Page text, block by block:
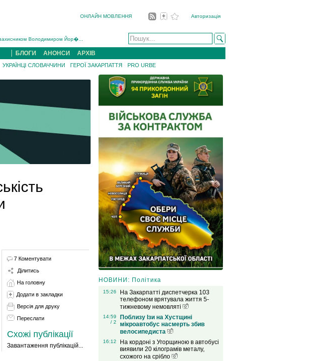
ОНЛАЙН МОВЛЕННЯ Авторизація
у катув...
Югасом, який два роки �...
Юліана Гербея (ФОТО)[/gree...
(ФОТО)...
13 людей (ФОТО)...
обвинувачен...
БЛОГИ АНОНСИ АРХІВ
УКРАЇНЦІ СЛОВАЧЧИНИ ГЕРОЇ ЗАКАРПАТТЯ PRO URBE
7 Коментувати
Ділитись
На головну
Додати в закладки
Версія для друку
Переслати
Схожі публікації
Завантаження публікацій...
НОВИНИ: Політика
15:26
На Закарпатті диспетчерка 103
телефоном врятувала життя 5-
тижневому немовляті
14:59
/ 2
Поблизу Ізи на Хустщині
мікроавтобус насмерть збив
велосипедиста
16:12
На кордоні з Угорщиною в автобусі
виявили 20 кілограмів металу,
схожого на срібло